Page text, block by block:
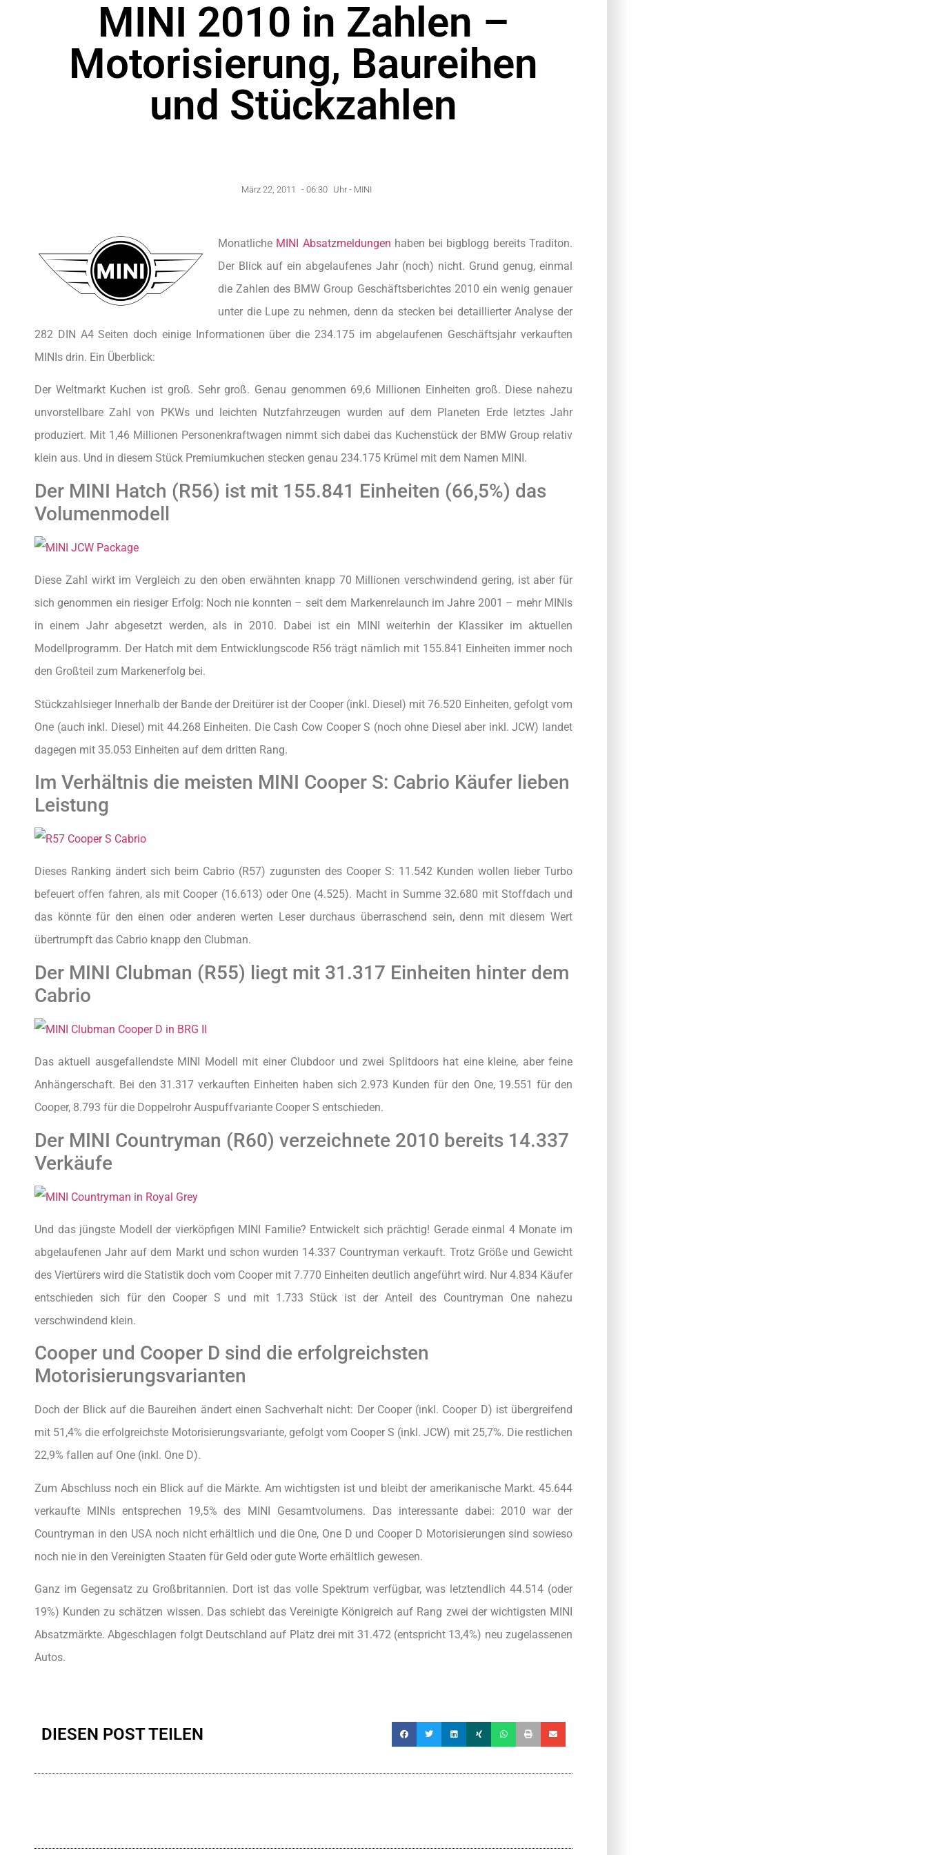
MINI 2010 in Zahlen –
Motorisierung, Baureihen
und Stückzahlen
März 22, 2011 - 06:30 Uhr - MINI
Monatliche MINI Absatzmeldungen haben bei bigblogg bereits Traditon.
Der Blick auf ein abgelaufenes Jahr (noch) nicht. Grund genug, einmal
die Zahlen des BMW Group Geschäftsberichtes 2010 ein wenig genauer
unter die Lupe zu nehmen, denn da stecken bei detaillierter Analyse der
282 DIN A4 Seiten doch einige Informationen über die 234.175 im abgelaufenen Geschäftsjahr verkauften
MINIs drin. Ein Überblick:
Der Weltmarkt Kuchen ist groß. Sehr groß. Genau genommen 69,6 Millionen Einheiten groß. Diese nahezu
unvorstellbare Zahl von PKWs und leichten Nutzfahrzeugen wurden auf dem Planeten Erde letztes Jahr
produziert. Mit 1,46 Millionen Personenkraftwagen nimmt sich dabei das Kuchenstück der BMW Group relativ
klein aus. Und in diesem Stück Premiumkuchen stecken genau 234.175 Krümel mit dem Namen MINI.
Der MINI Hatch (R56) ist mit 155.841 Einheiten (66,5%) das
Volumenmodell
Diese Zahl wirkt im Vergleich zu den oben erwähnten knapp 70 Millionen verschwindend gering, ist aber für
sich genommen ein riesiger Erfolg: Noch nie konnten – seit dem Markenrelaunch im Jahre 2001 – mehr MINIs
in einem Jahr abgesetzt werden, als in 2010. Dabei ist ein MINI weiterhin der Klassiker im aktuellen
Modellprogramm. Der Hatch mit dem Entwicklungscode R56 trägt nämlich mit 155.841 Einheiten immer noch
den Großteil zum Markenerfolg bei.
Stückzahlsieger Innerhalb der Bande der Dreitürer ist der Cooper (inkl. Diesel) mit 76.520 Einheiten, gefolgt vom
One (auch inkl. Diesel) mit 44.268 Einheiten. Die Cash Cow Cooper S (noch ohne Diesel aber inkl. JCW) landet
dagegen mit 35.053 Einheiten auf dem dritten Rang.
Im Verhältnis die meisten MINI Cooper S: Cabrio Käufer lieben
Leistung
Dieses Ranking ändert sich beim Cabrio (R57) zugunsten des Cooper S: 11.542 Kunden wollen lieber Turbo
befeuert offen fahren, als mit Cooper (16.613) oder One (4.525). Macht in Summe 32.680 mit Stoffdach und
das könnte für den einen oder anderen werten Leser durchaus überraschend sein, denn mit diesem Wert
übertrumpft das Cabrio knapp den Clubman.
Der MINI Clubman (R55) liegt mit 31.317 Einheiten hinter dem
Cabrio
Das aktuell ausgefallendste MINI Modell mit einer Clubdoor und zwei Splitdoors hat eine kleine, aber feine
Anhängerschaft. Bei den 31.317 verkauften Einheiten haben sich 2.973 Kunden für den One, 19.551 für den
Cooper, 8.793 für die Doppelrohr Auspuffvariante Cooper S entschieden.
Der MINI Countryman (R60) verzeichnete 2010 bereits 14.337
Verkäufe
Und das jüngste Modell der vierköpfigen MINI Familie? Entwickelt sich prächtig! Gerade einmal 4 Monate im
abgelaufenen Jahr auf dem Markt und schon wurden 14.337 Countryman verkauft. Trotz Größe und Gewicht
des Viertürers wird die Statistik doch vom Cooper mit 7.770 Einheiten deutlich angeführt wird. Nur 4.834 Käufer
entschieden sich für den Cooper S und mit 1.733 Stück ist der Anteil des Countryman One nahezu
verschwindend klein.
Cooper und Cooper D sind die erfolgreichsten
Motorisierungsvarianten
Doch der Blick auf die Baureihen ändert einen Sachverhalt nicht: Der Cooper (inkl. Cooper D) ist übergreifend
mit 51,4% die erfolgreichste Motorisierungsvariante, gefolgt vom Cooper S (inkl. JCW) mit 25,7%. Die restlichen
22,9% fallen auf One (inkl. One D).
Zum Abschluss noch ein Blick auf die Märkte. Am wichtigsten ist und bleibt der amerikanische Markt. 45.644
verkaufte MINIs entsprechen 19,5% des MINI Gesamtvolumens. Das interessante dabei: 2010 war der
Countryman in den USA noch nicht erhältlich und die One, One D und Cooper D Motorisierungen sind sowieso
noch nie in den Vereinigten Staaten für Geld oder gute Worte erhältlich gewesen.
Ganz im Gegensatz zu Großbritannien. Dort ist das volle Spektrum verfügbar, was letztendlich 44.514 (oder
19%) Kunden zu schätzen wissen. Das schiebt das Vereinigte Königreich auf Rang zwei der wichtigsten MINI
Absatzmärkte. Abgeschlagen folgt Deutschland auf Platz drei mit 31.472 (entspricht 13,4%) neu zugelassenen
Autos.
DIESEN POST TEILEN